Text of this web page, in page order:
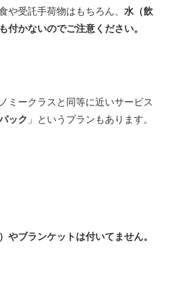
や受託手荷物はもちろん、 水（飲
付かないのでご注意ください。
ミークラスと同等に近いサービス
ック 」というプランもあります。
やブランケットは付いてません。